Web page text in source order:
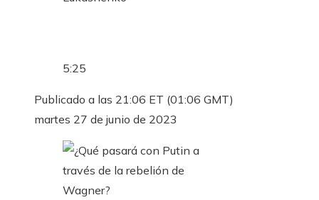
5:25
Publicado a las 21:06 ET (01:06 GMT)
martes 27 de junio de 2023